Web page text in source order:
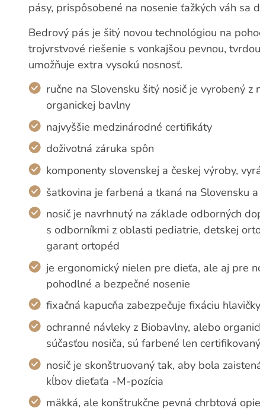
pásy, prispôsobené na nosenie ťažkých váh sa
Bedrový pás je šitý novou technológiou na
trojvrstvové riešenie s vonkajšou pevnou,
umožňuje extra vysokú nosnosť.
ručne na Slovensku šitý nosič je vyrobený
organickej bavlny
najvyššie medzinárodné certifikáty
doživotná záruka spôn
komponenty slovenskej a českej výroby,
šatkovina je farbená a tkaná na Slovensku a
nosič je navrhnutý na základe odborných
s odborníkmi z oblasti pediatrie, detskej
garant ortopéd
je ergonomický nielen pre dieťa, ale aj pre
pohodlné a bezpečné nosenie
fixačná kapucňa zabezpečuje fixáciu
ochranné návleky z Biobavlny, alebo
súčasťou nosiča, sú farbené len
nosič je skonštruovaný tak, aby bola
kĺbov dieťaťa -M-pozícia
mäkká, ale konštrukčne pevná chrbtová